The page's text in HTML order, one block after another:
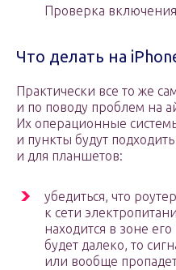
Проверка
Что делать на
Практически все то же
и по поводу проблем на
Их операционные
и пункты будут
и для планшетов:
убедиться, что
к сети
находится в зоне
будет далеко, то
или вообще